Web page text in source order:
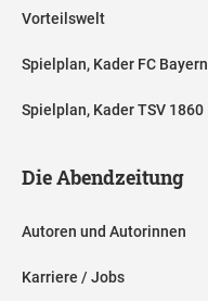
Vorteilswelt
Spielplan, Kader FC Bayern
Spielplan, Kader TSV 1860
Die Abendzeitung
Autoren und Autorinnen
Karriere / Jobs